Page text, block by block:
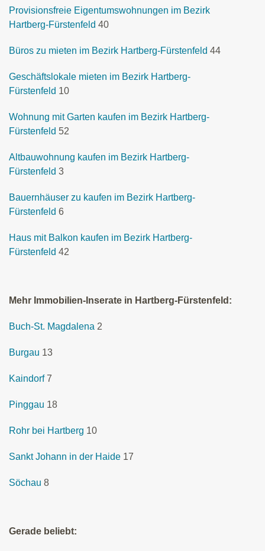
Provisionsfreie Eigentumswohnungen im Bezirk
Hartberg-Fürstenfeld 40
Büros zu mieten im Bezirk Hartberg-Fürstenfeld 44
Geschäftslokale mieten im Bezirk Hartberg-
Fürstenfeld 10
Wohnung mit Garten kaufen im Bezirk Hartberg-
Fürstenfeld 52
Altbauwohnung kaufen im Bezirk Hartberg-
Fürstenfeld 3
Bauernhäuser zu kaufen im Bezirk Hartberg-
Fürstenfeld 6
Haus mit Balkon kaufen im Bezirk Hartberg-
Fürstenfeld 42
Mehr Immobilien-Inserate in Hartberg-Fürstenfeld:
Buch-St. Magdalena 2
Burgau 13
Kaindorf 7
Pinggau 18
Rohr bei Hartberg 10
Sankt Johann in der Haide 17
Söchau 8
Gerade beliebt: